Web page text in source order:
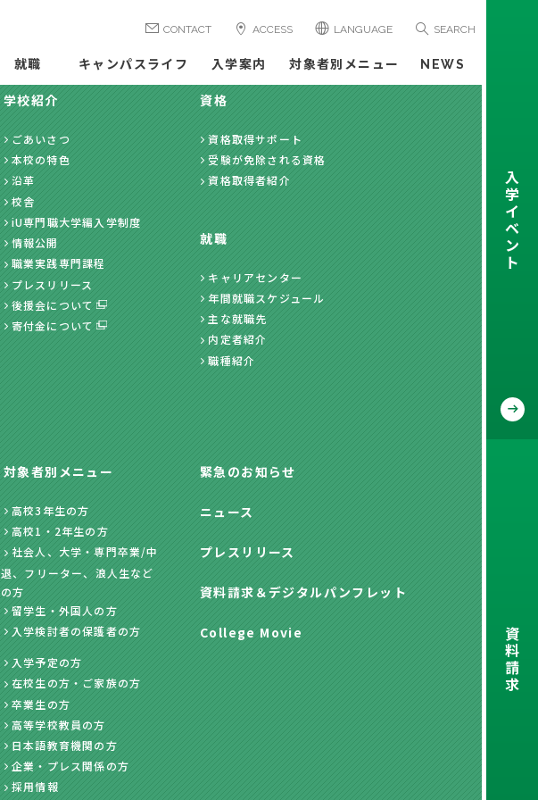
CONTACT ACCESS LANGUAGE SEARCH
就職 キャンパスライフ 入学案内 対象者別メニュー NEWS
学校紹介
ごあいさつ
本校の特色
沿革
校舎
iU専門職大学編入学制度
情報公開
職業実践専門課程
プレスリリース
後援会について
寄付金について
資格
資格取得サポート
受験が免除される資格
資格取得者紹介
就職
キャリアセンター
年間就職スケジュール
主な就職先
内定者紹介
職種紹介
対象者別メニュー
高校3年生の方
高校1・2年生の方
社会人、大学・専門卒業/中
退、フリーター、浪人生など
の方
留学生・外国人の方
入学検討者の保護者の方
入学予定の方
在校生の方・ご家族の方
卒業生の方
高等学校教員の方
日本語教育機関の方
企業・プレス関係の方
採用情報
緊急のお知らせ
ニュース
プレスリリース
資料請求 ＆デジタルパンフレット
College Movie
入
学
イ
ベ
ン
ト
資
料
請
求